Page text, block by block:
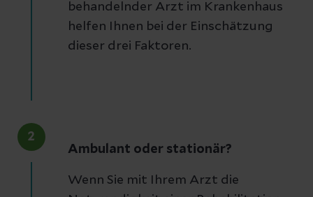
behandelnder Arzt im Krankenhaus
helfen Ihnen bei der Einschätzung
dieser drei Faktoren.
2
Ambulant oder stationär?
Wenn Sie mit Ihrem Arzt die